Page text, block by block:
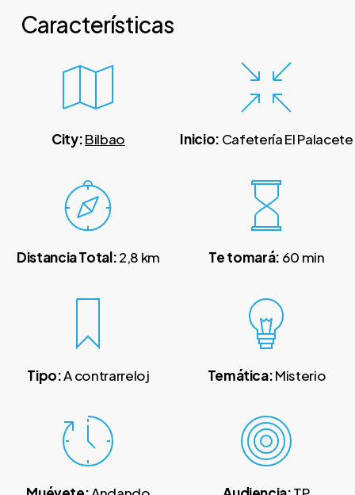
Características
City:Bilbao Inicio: Cafetería El Palacete
Distancia Total:2,8 km Te tomará: 60 min
Tipo:A contrarreloj Temática:Misterio